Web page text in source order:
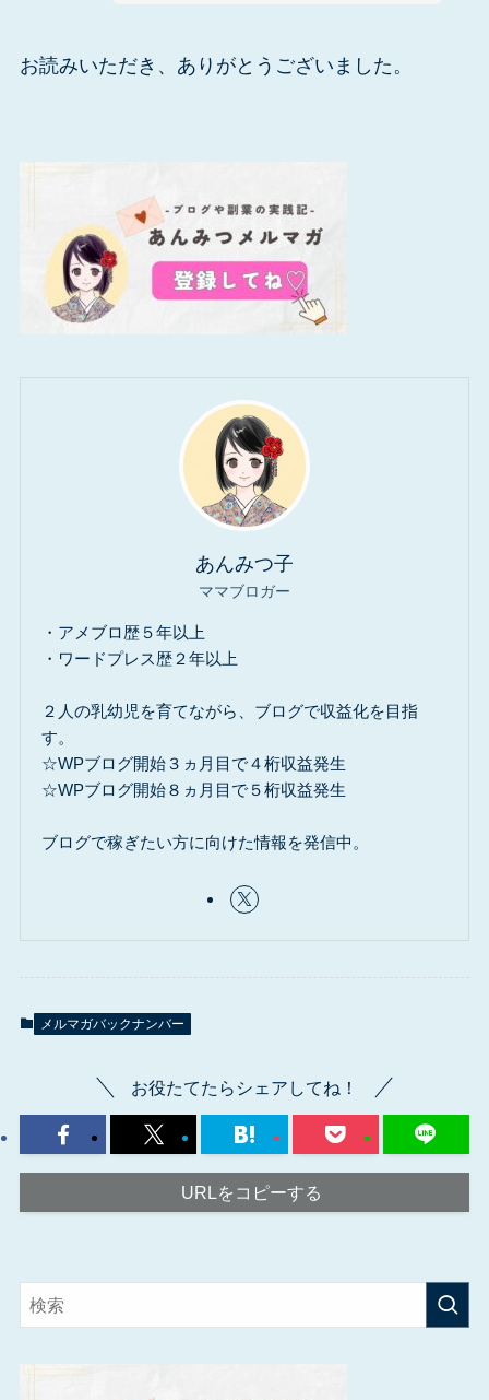
お読みいただき、ありがとうございました。
あんみつ子
ママブロガー
・アメブロ歴５年以上
・ワードプレス歴２年以上
２人の乳幼児を育てながら、ブログで収益化を目指
す。
☆WPブログ開始３ヵ月目で４桁収益発生
☆WPブログ開始８ヵ月目で５桁収益発生
ブログで稼ぎたい方に向けた情報を発信中。
メルマガバックナンバー
お役たてたらシェアしてね！
URLをコピーする